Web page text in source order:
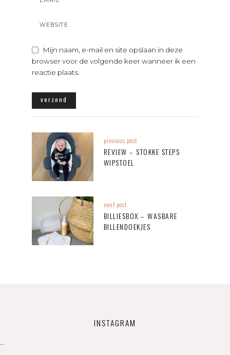
Mijn naam, e-mail en site opslaan in deze
browser voor de volgende keer wanneer ik een
reactie plaats.
previous post
REVIEW – STOKKE STEPS
WIPSTOEL
next post
BILLIESBOX – WASBARE
BILLENDOEKJES
INSTAGRAM